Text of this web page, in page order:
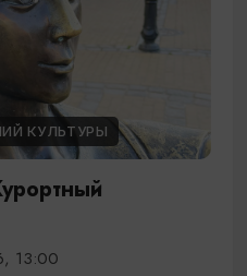
КУЛЬТУРЫ
13:00